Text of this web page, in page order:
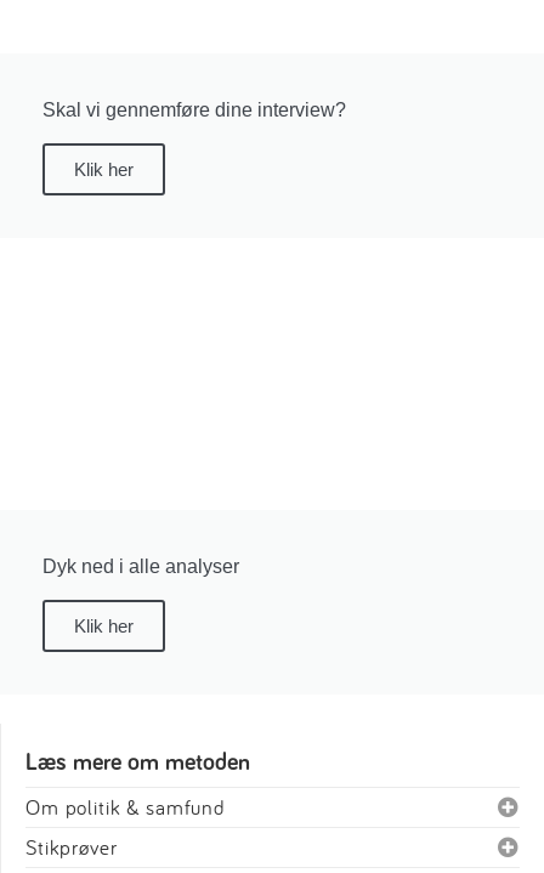
Skal vi gennemføre dine interview?
Klik her
Dyk ned i alle analyser
Klik her
Læs mere om metoden
Om politik & samfund
Stikprøver